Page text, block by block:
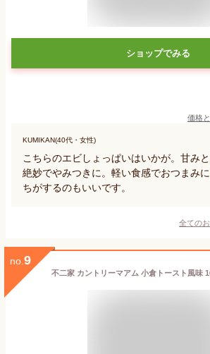
ショップでみる
価格
KUMIKAN(40代・女性)
こちらのエビしょっぱいはいかが。甘み
絶妙でやみつきに。軽い食感でおつまみ
ちがするのもいいです。
全ての
no. 9